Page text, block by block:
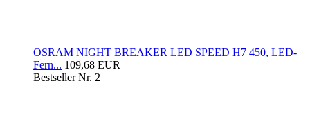
OSRAM NIGHT BREAKER LED SPEED H7 450, LED-
Fern... 109,68 EUR
Bestseller Nr. 2